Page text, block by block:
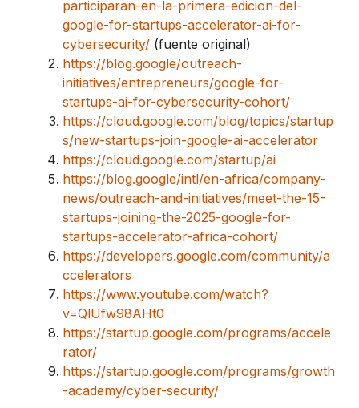
participaran-en-la-primera-edicion-del-
google-for-startups-accelerator-ai-for-
cybersecurity/ (fuente original)
https://blog.google/outreach-
initiatives/entrepreneurs/google-for-
startups-ai-for-cybersecurity-cohort/
https://cloud.google.com/blog/topics/startup
s/new-startups-join-google-ai-accelerator
https://cloud.google.com/startup/ai
https://blog.google/intl/en-africa/company-
news/outreach-and-initiatives/meet-the-15-
startups-joining-the-2025-google-for-
startups-accelerator-africa-cohort/
https://developers.google.com/community/a
ccelerators
https://www.youtube.com/watch?
v=QlUfw98AHt0
https://startup.google.com/programs/accele
rator/
https://startup.google.com/programs/growth
-academy/cyber-security/